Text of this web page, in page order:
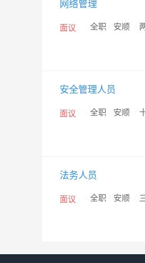
和“全国用户最满意金
施工工程，并被评为贵
网络管理
面议 全职 安顺
安全管理人员
面议 全职 安顺
法务人员
面议 全职 安顺